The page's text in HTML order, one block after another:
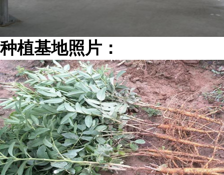
种植基地照片：